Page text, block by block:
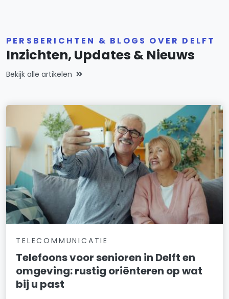
PERSBERICHTEN & BLOGS OVER DELFT
Inzichten, Updates & Nieuws
Bekijk alle artikelen
TELECOMMUNICATIE
Telefoons voor senioren in Delft en
omgeving: rustig oriënteren op wat
bij u past